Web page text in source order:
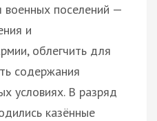
военных поселений —
и
облегчить для
содержания
условиях. В разряд
казённые